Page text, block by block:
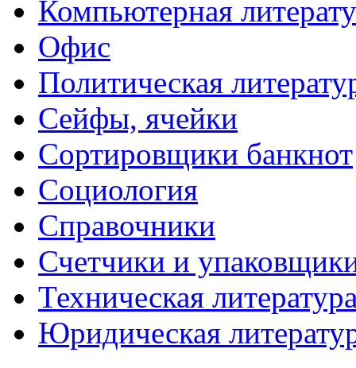
Компьютерная
Офис
Политическая
Сейфы, ячейки
Сортировщики банкнот
Социология
Справочники
Счетчики и
Техническая
Юридическая